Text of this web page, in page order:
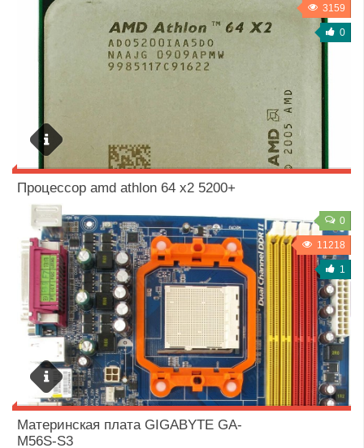
3159
0
Процессор amd athlon 64 x2 5200+
0
11218
1
Материнская плата GIGABYTE GA-
M56S-S3